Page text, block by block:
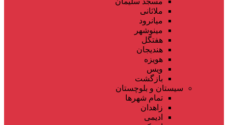
ملاثانی
میانرود
مینوشهر
هفتگل
هندیجان
هویزه
ویس
بازگشت
سیستان و بلوچستان
تمام شهر‌ها
زاهدان
ادیمی